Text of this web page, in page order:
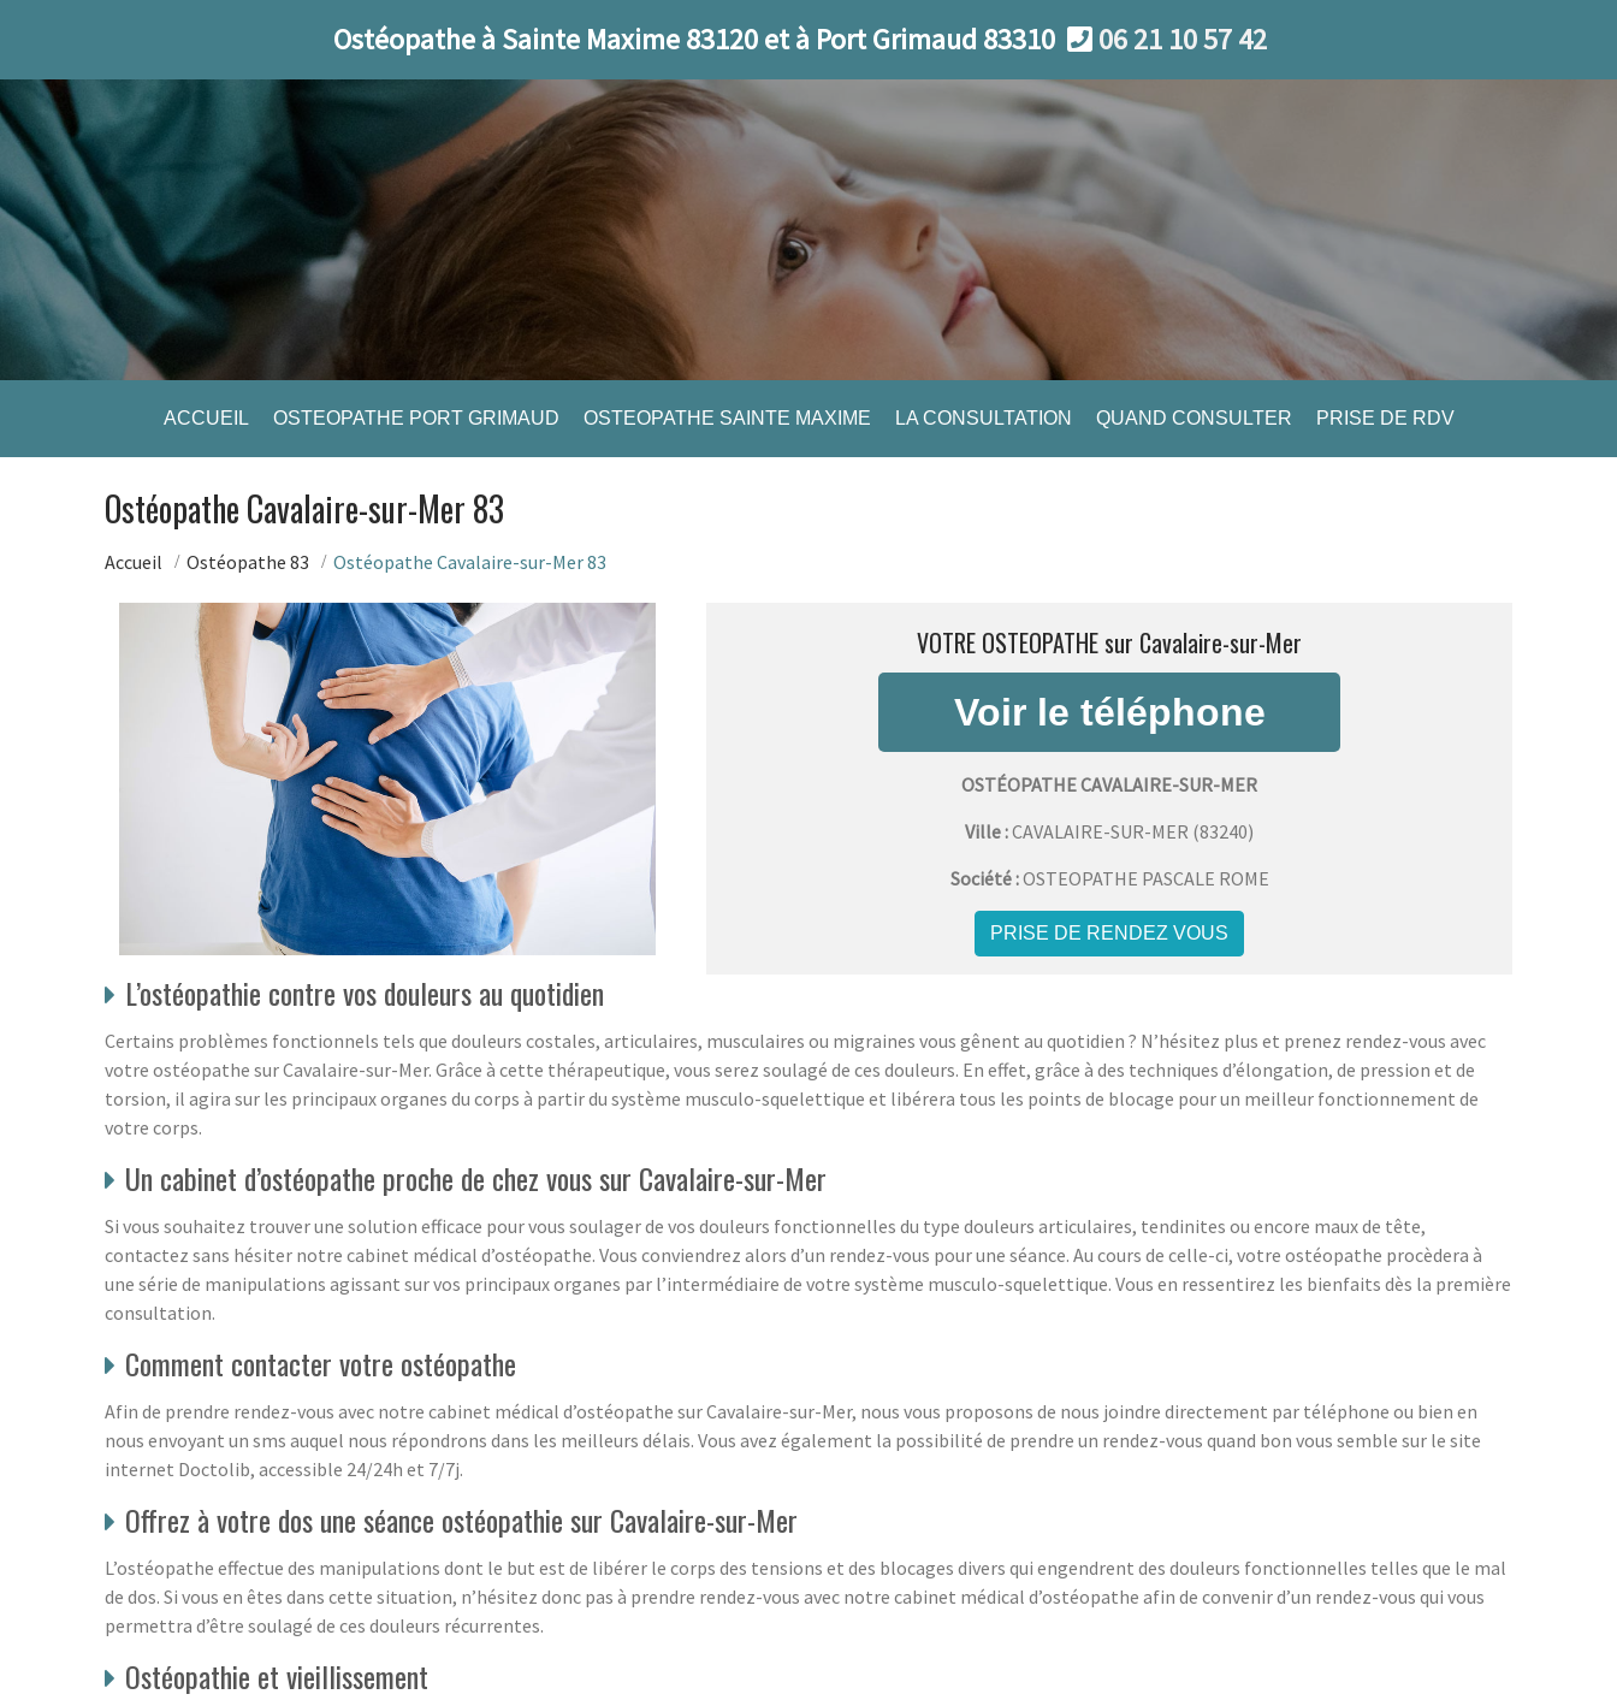
Ostéopathe à Sainte Maxime 83120 et à Port Grimaud 83310 06 21 10 57 42
ACCUEIL OSTEOPATHE PORT GRIMAUD OSTEOPATHE SAINTE MAXIME LA CONSULTATION QUAND CONSULTER PRISE DE RDV
Ostéopathe Cavalaire-sur-Mer 83
Accueil Ostéopathe 83 Ostéopathe Cavalaire-sur-Mer 83
VOTRE OSTEOPATHE sur Cavalaire-sur-Mer
OSTÉOPATHE CAVALAIRE-SUR-MER
Ville :CAVALAIRE-SUR-MER (83240)
Société :OSTEOPATHE PASCALE ROME
PRISE DE RENDEZ VOUS
L’ostéopathie contre vos douleurs au quotidien
Certains problèmes fonctionnels tels que douleurs costales, articulaires, musculaires ou migraines vous gênent au quotidien ? N’hésitez plus et prenez rendez-vous avec
votre ostéopathe sur Cavalaire-sur-Mer. Grâce à cette thérapeutique, vous serez soulagé de ces douleurs. En effet, grâce à des techniques d’élongation, de pression et de
torsion, il agira sur les principaux organes du corps à partir du système musculo-squelettique et libérera tous les points de blocage pour un meilleur fonctionnement de
votre corps.
Un cabinet d’ostéopathe proche de chez vous sur Cavalaire-sur-Mer
Si vous souhaitez trouver une solution efficace pour vous soulager de vos douleurs fonctionnelles du type douleurs articulaires, tendinites ou encore maux de tête,
contactez sans hésiter notre cabinet médical d’ostéopathe. Vous conviendrez alors d’un rendez-vous pour une séance. Au cours de celle-ci, votre ostéopathe procèdera à
une série de manipulations agissant sur vos principaux organes par l’intermédiaire de votre système musculo-squelettique. Vous en ressentirez les bienfaits dès la première
consultation.
Comment contacter votre ostéopathe
Afin de prendre rendez-vous avec notre cabinet médical d’ostéopathe sur Cavalaire-sur-Mer, nous vous proposons de nous joindre directement par téléphone ou bien en
nous envoyant un sms auquel nous répondrons dans les meilleurs délais. Vous avez également la possibilité de prendre un rendez-vous quand bon vous semble sur le site
internet Doctolib, accessible 24/24h et 7/7j.
Offrez à votre dos une séance ostéopathie sur Cavalaire-sur-Mer
L’ostéopathe effectue des manipulations dont le but est de libérer le corps des tensions et des blocages divers qui engendrent des douleurs fonctionnelles telles que le mal
de dos. Si vous en êtes dans cette situation, n’hésitez donc pas à prendre rendez-vous avec notre cabinet médical d’ostéopathe afin de convenir d’un rendez-vous qui vous
permettra d’être soulagé de ces douleurs récurrentes.
Ostéopathie et vieillissement